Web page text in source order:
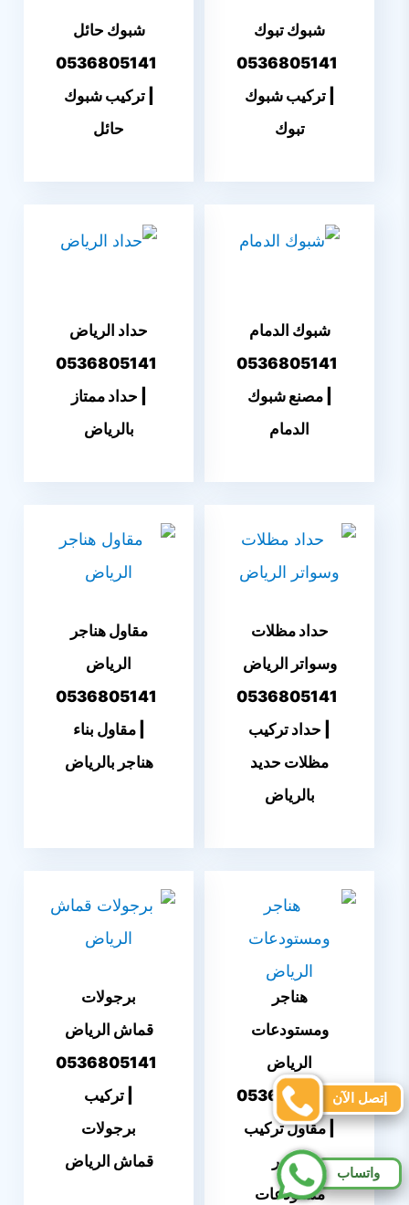
شبوك تبوك
0536805141
| تركيب شبوك
تبوك
شبوك حائل
0536805141
| تركيب شبوك
حائل
شبوك الدمام
0536805141
| مصنع شبوك
الدمام
حداد الرياض
0536805141
| حداد ممتاز
بالرياض
حداد مظلات
وسواتر الرياض
0536805141
| حداد تركيب
مظلات حديد
بالرياض
مقاول هناجر
الرياض
0536805141
| مقاول بناء
هناجر بالرياض
هناجر
ومستودعات
الرياض
0536805141
| مقاول تركيب
هناجر
مستودعات
برجولات
قماش الرياض
0536805141
| تركيب
برجولات
قماش الرياض
إتصل الآن
واتساب